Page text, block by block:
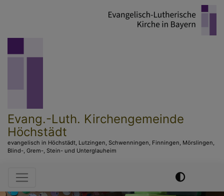
Evang.-Luth. Kirchengemeinde
Höchstädt
evangelisch in Höchstädt, Lutzingen, Schwenningen, Finningen, Mörslingen,
Blind-, Grem-, Stein- und Unterglauheim
Hauptnavigation